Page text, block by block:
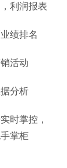
利润报表
绩排名
活动
分析
时掌控，
掌柜